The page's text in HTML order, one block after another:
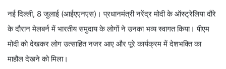
नई द‍िल्‍ली, 8 जुलाई (आईएएनएस)। प्रधानमंत्री नरेंद्र मोदी के ऑस्ट्रेलिया दौरे
के दौरान मेलबर्न में भारतीय समुदाय के लोगों ने उनका भव्य स्वागत किया। पीएम
मोदी को देखकर लोग उत्साह‍ित नजर आए और पूरे कार्यक्रम में देशभक्ति का
माहौल देखने को मिला।